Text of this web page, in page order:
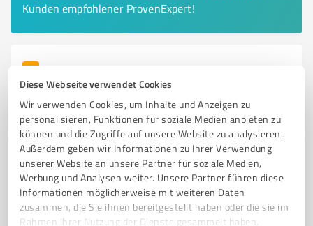
Diese Webseite verwendet Cookies
Wir verwenden Cookies, um Inhalte und Anzeigen zu
personalisieren, Funktionen für soziale Medien anbieten zu
können und die Zugriffe auf unsere Website zu analysieren.
Außerdem geben wir Informationen zu Ihrer Verwendung
unserer Website an unsere Partner für soziale Medien,
Werbung und Analysen weiter. Unsere Partner führen diese
Informationen möglicherweise mit weiteren Daten
zusammen, die Sie ihnen bereitgestellt haben oder die sie im
Rahmen Ihrer Nutzung der Dienste gesammelt haben.
Kunden empfohlener ProvenExpert!
6
Foto Hofmeister Celle
Professionelle Fotografie in Celle für Hochzeiten,
Familien und Events
HOCHZEITSFOTOGRAF FAMILIENFOTOS EVENTFOTOGRAFIE
BUSINESSFOTOS AUTHENTISCHE FOTOGRAFIE FOTOGRAFIE CELLE
FOTOSTUDIO INDIVIDUELLE ANGEBOTE PROFESSIONELLE FOTOGRAFIE
FOTOPRODUKTE PORTRAITFOTOGRAFIE